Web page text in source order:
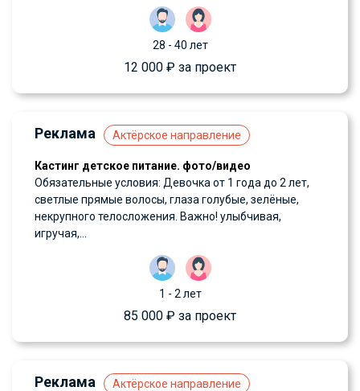
28 - 40 лет
12 000 ₽ за проект
Реклама Актёрское направление
Кастинг детское питание. фото/видео
Обязательные условия: Девочка от 1 года до 2 лет,
светлые прямые волосы, глаза голубые, зелёные,
некрупного телосложения. Важно! улыбчивая,
игручая,...
1 - 2 лет
85 000 ₽ за проект
Реклама Актёрское направление